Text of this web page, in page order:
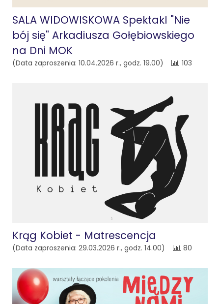
SALA WIDOWISKOWA Spektakl "Nie
bój się" Arkadiusza Gołębiowskiego
na Dni MOK
(Data zaproszenia: 10.04.2026 r., godz. 19.00) 103
Krąg Kobiet - Matrescencja
(Data zaproszenia: 29.03.2026 r., godz. 14.00) 80